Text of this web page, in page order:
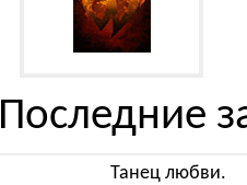
Последние
Танец любви.